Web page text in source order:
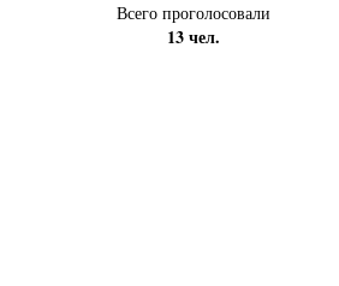
Всего проголосовали
13 чел.